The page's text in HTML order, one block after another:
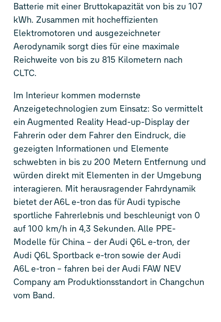
Batterie mit einer Bruttokapazität von bis zu 107
kWh. Zusammen mit hocheffizienten
Elektromotoren und ausgezeichneter
Aerodynamik sorgt dies für eine maximale
Reichweite von bis zu 815 Kilometern nach
CLTC.
Im Interieur kommen modernste
Anzeigetechnologien zum Einsatz: So vermittelt
ein Augmented Reality Head-up-Display der
Fahrerin oder dem Fahrer den Eindruck, die
gezeigten Informationen und Elemente
schwebten in bis zu 200 Metern Entfernung und
würden direkt mit Elementen in der Umgebung
interagieren. Mit herausragender Fahrdynamik
bietet der A6L e-tron das für Audi typische
sportliche Fahrerlebnis und beschleunigt von 0
auf 100 km/h in 4,3 Sekunden. Alle PPE-
Modelle für China – der Audi Q6L e-tron, der
Audi Q6L Sportback e-tron sowie der Audi
A6L e-tron – fahren bei der Audi FAW NEV
Company am Produktionsstandort in Changchun
vom Band.